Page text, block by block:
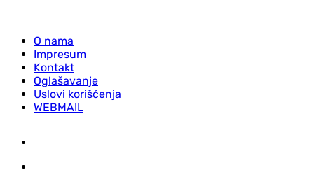
O nama
Impresum
Kontakt
Oglašavanje
Uslovi korišćenja
WEBMAIL